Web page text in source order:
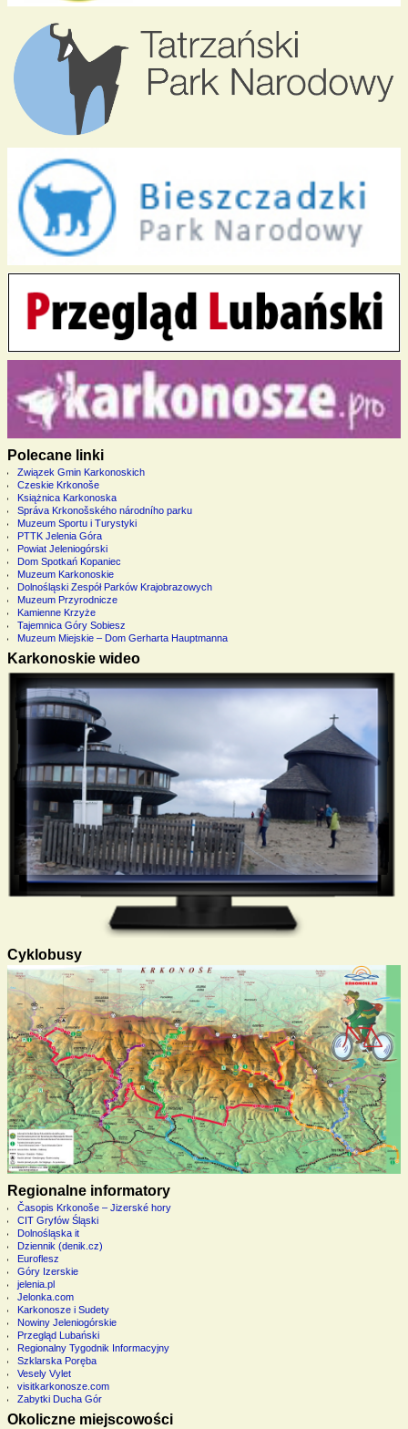
Polecane linki
Związek Gmin Karkonoskich
Czeskie Krkonoše
Książnica Karkonoska
Správa Krkonošského národního parku
Muzeum Sportu i Turystyki
PTTK Jelenia Góra
Powiat Jeleniogórski
Dom Spotkań Kopaniec
Muzeum Karkonoskie
Dolnośląski Zespół Parków Krajobrazowych
Muzeum Przyrodnicze
Kamienne Krzyże
Tajemnica Góry Sobiesz
Muzeum Miejskie – Dom Gerharta Hauptmanna
Karkonoskie wideo
Cyklobusy
Regionalne informatory
Časopis Krkonoše – Jizerské hory
CIT Gryfów Śląski
Dolnośląska it
Dziennik (denik.cz)
Euroflesz
Góry Izerskie
jelenia.pl
Jelonka.com
Karkonosze i Sudety
Nowiny Jeleniogórskie
Przegląd Lubański
Regionalny Tygodnik Informacyjny
Szklarska Poręba
Vesely Vylet
visitkarkonosze.com
Zabytki Ducha Gór
Okoliczne miejscowości